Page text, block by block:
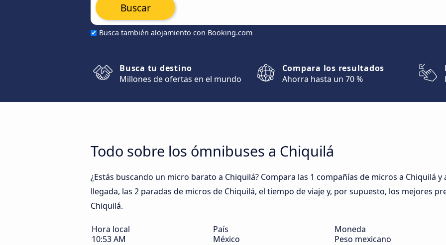
Busca también alojamiento con Booking.com
Buscar
Busca tu destino
Millones de ofertas en el mundo
Compara los resultados
Ahorra hasta un 70 %
Todo sobre los ómnibuses a Chiquilá
¿Estás buscando un micro barato a Chiquilá? Compara las 1 compañías de micros a Chiquilá
llegada, las 2 paradas de micros de Chiquilá, el tiempo de viaje y, por supuesto, los mejores
Chiquilá.
Hora local
10:53 AM
País
México
Moneda
Peso mexicano